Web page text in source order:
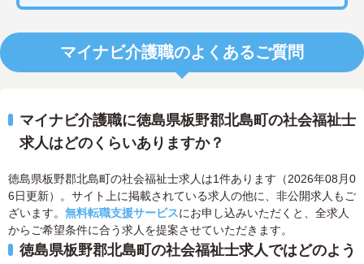
マイナビ介護職のよくあるご質問
マイナビ介護職に徳島県板野郡北島町の社会福祉士
求人はどのくらいありますか？
徳島県板野郡北島町の社会福祉士求人は1件あります（2026年08月0
6日更新）。サイト上に掲載されている求人の他に、非公開求人もご
ざいます。 無料転職支援サービスにお申し込みいただくと、全求人
からご希望条件に合う求人を提案させていただきます。
徳島県板野郡北島町の社会福祉士求人ではどのよう